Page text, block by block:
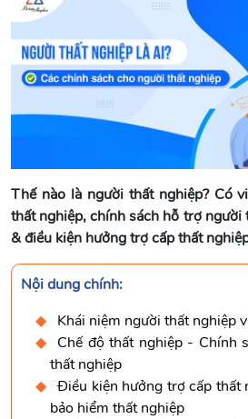
Thế nào là người thất nghiệp? Có
thất nghiệp, chính sách hỗ trợ người
& điều kiện hưởng trợ cấp thất
Nội dung chính:
Khái niệm người thất nghiệp
Chế độ thất nghiệp - Chính
thất nghiệp
Điều kiện hưởng trợ cấp thất
bảo hiểm thất nghiệp